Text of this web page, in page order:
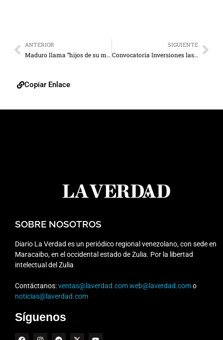
ANTERIOR
Maduro llama “hijos de su madre” a opositores y los acusa de querer “dañar la paz”
SIGUIENTE
Convocatoria Inversiones las Magnolias, C.A
Copiar Enlace
SOBRE NOSOTROS
Diario La Verdad es un periódico regional venezolano, con sede en
Maracaibo, en el occidental estado de Zulia. Por la libertad
intelectual del Zulia
Contáctanos:ventas@laverdad.comweb@laverdad.como
noticias@laverdad.com
Síguenos